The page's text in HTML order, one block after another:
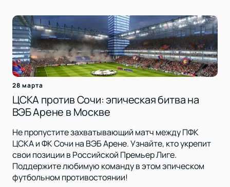
28 марта
ЦСКА против Сочи: эпическая битва на
ВЭБ Арене в Москве
Не пропустите захватывающий матч между ПФК
ЦСКА и ФК Сочи на ВЭБ Арене. Узнайте, кто укрепит
свои позиции в Российской Премьер Лиге.
Поддержите любимую команду в этом эпическом
футбольном противостоянии!